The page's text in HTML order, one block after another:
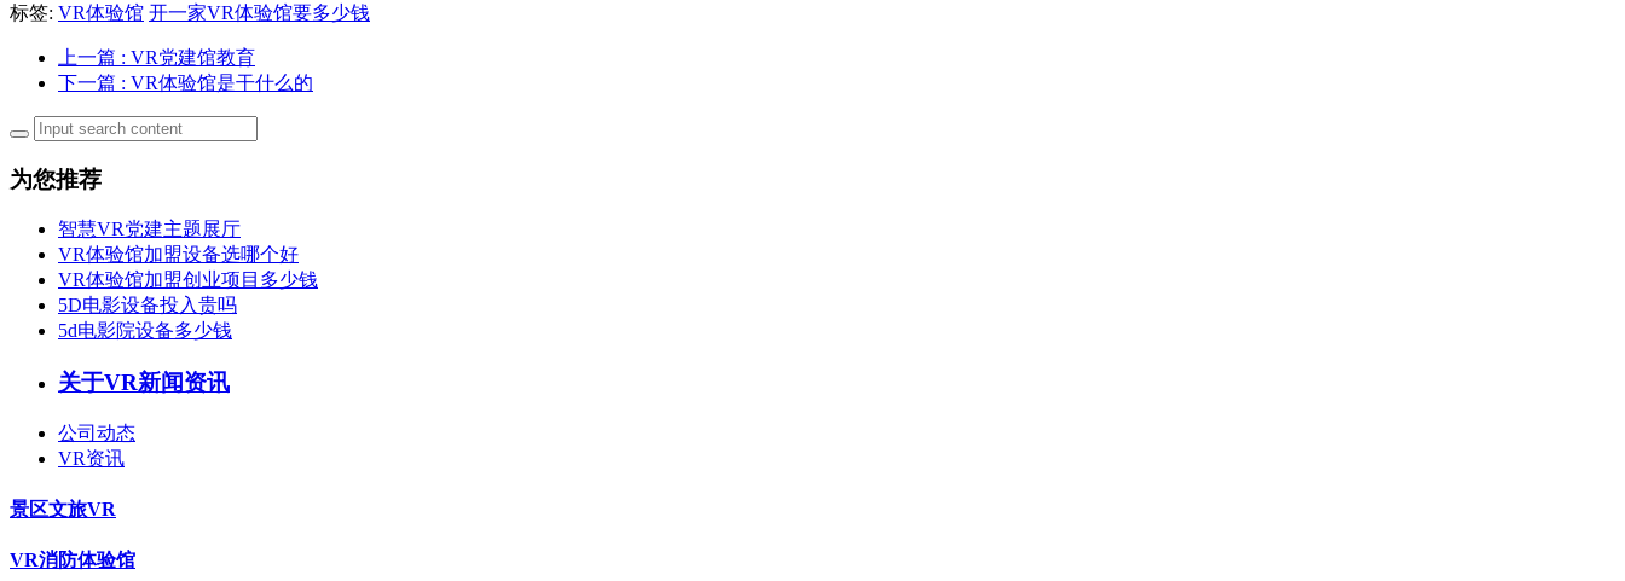
标签: VR体验馆 开一家VR体验馆要多少钱
上一篇 : VR党建馆教育
下一篇 : VR体验馆是干什么的
为您推荐
智慧VR党建主题展厅
VR体验馆加盟设备选哪个好
VR体验馆加盟创业项目多少钱
5D电影设备投入贵吗
5d电影院设备多少钱
关于VR新闻资讯
公司动态
VR资讯
景区文旅VR
VR消防体验馆